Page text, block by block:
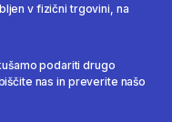
v fizični trgovini, na
podariti drugo
nas in preverite našo